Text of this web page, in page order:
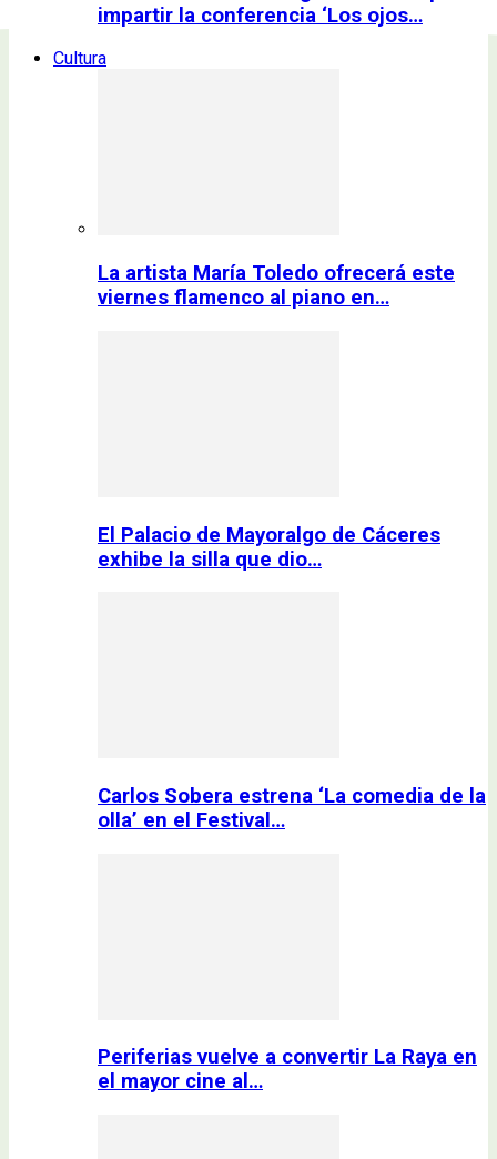
impartir la conferencia ‘Los ojos…
Cultura
La artista María Toledo ofrecerá este
viernes flamenco al piano en…
El Palacio de Mayoralgo de Cáceres
exhibe la silla que dio…
Carlos Sobera estrena ‘La comedia de la
olla’ en el Festival…
Periferias vuelve a convertir La Raya en
el mayor cine al…